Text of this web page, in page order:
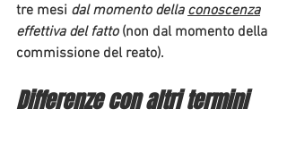
tre mesi dal momento della conoscenza
effettiva del fatto (non dal momento della
commissione del reato).
Differenze con altri termini